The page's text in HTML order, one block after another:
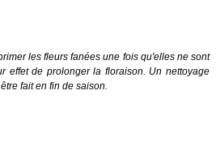
les fleurs fanées une fois qu'elles ne sont
effet de prolonger la floraison. Un nettoyage
fait en fin de saison.